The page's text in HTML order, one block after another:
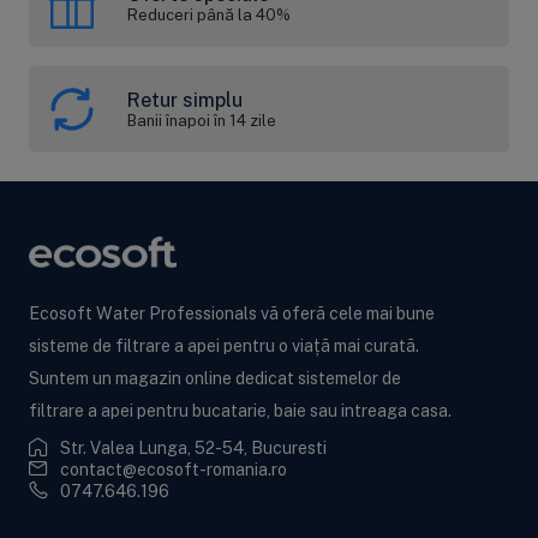
6. Proprietăți hidraulice (rezistența la curgere)
22 °C
33 °C
4,6
- Formă de prezentare: saci de 25 L (aprox. 20 – 21 kg rășină
variație de ± 20 g/L, în funcție de umiditatea rezinei.
- Depozitare: A se păstra într-un loc uscat, ferit de îngheț și
radiații solare directe. În lipsa utilizării imediate, mențineți
rășina umedă cu apă potabilă sau soluție de NaCl.
8. Recomandări de instalare și întreținere
Reduceri până la 40%
Retur simplu
Banii înapoi în 14 zile
Ecosoft Water Professionals vă oferă cele mai bune
sisteme de filtrare a apei pentru o viață mai curată.
Suntem un magazin online dedicat sistemelor de
filtrare a apei pentru bucatarie, baie sau intreaga casa.
Str. Valea Lunga, 52-54, Bucuresti
contact@ecosoft-romania.ro
0747.646.196